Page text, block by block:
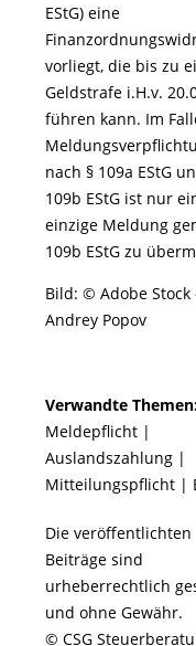
EStG) eine
vorliegt, die bis zu
Geldstrafe i.H.v.
führen kann. Im
nach § 109a EStG
109b EStG ist nur
einzige Meldung
109b EStG zu
Bild: © Adobe Stock
Andrey Popov
Verwandte
Meldepflicht |
Auslandszahlung |
Mitteilungspflicht |
Die veröffentlichten
Beiträge sind
urheberrechtlich
und ohne Gewähr.
© CSG